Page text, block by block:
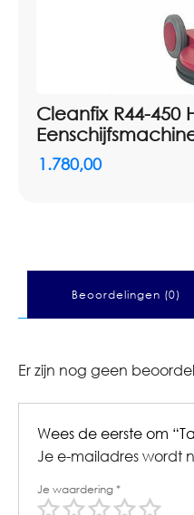
Cleanfix R44-450
1.780,00
Beoordelingen (0)
Er zijn nog geen
Wees de eerste om
Je e-mailadres wordt
Je waardering*